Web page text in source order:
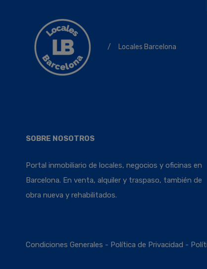
/ Locales Barcelona
SOBRE NOSOTROS
Portal inmobiliario de locales, negocios y oficinas en
Barcelona. En venta, alquiler y traspaso, también de
obra nueva y rehabilitados.
Condiciones Generales - Política de Privacidad -